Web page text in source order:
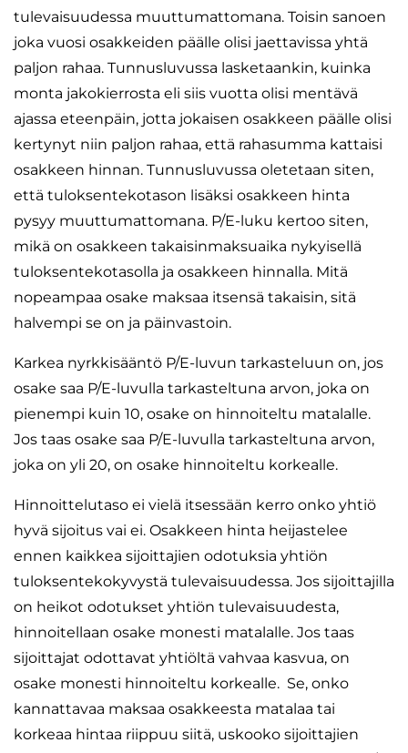
tulevaisuudessa muuttumattomana. Toisin sanoen
joka vuosi osakkeiden päälle olisi jaettavissa yhtä
paljon rahaa. Tunnusluvussa lasketaankin, kuinka
monta jakokierrosta eli siis vuotta olisi mentävä
ajassa eteenpäin, jotta jokaisen osakkeen päälle olisi
kertynyt niin paljon rahaa, että rahasumma kattaisi
osakkeen hinnan. Tunnusluvussa oletetaan siten,
että tuloksentekotason lisäksi osakkeen hinta
pysyy muuttumattomana. P/E-luku kertoo siten,
mikä on osakkeen takaisinmaksuaika nykyisellä
tuloksentekotasolla ja osakkeen hinnalla. Mitä
nopeampaa osake maksaa itsensä takaisin, sitä
halvempi se on ja päinvastoin.
Karkea nyrkkisääntö P/E-luvun tarkasteluun on, jos
osake saa P/E-luvulla tarkasteltuna arvon, joka on
pienempi kuin 10, osake on hinnoiteltu matalalle.
Jos taas osake saa P/E-luvulla tarkasteltuna arvon,
joka on yli 20, on osake hinnoiteltu korkealle.
Hinnoittelutaso ei vielä itsessään kerro onko yhtiö
hyvä sijoitus vai ei. Osakkeen hinta heijastelee
ennen kaikkea sijoittajien odotuksia yhtiön
tuloksentekokyvystä tulevaisuudessa. Jos sijoittajilla
on heikot odotukset yhtiön tulevaisuudesta,
hinnoitellaan osake monesti matalalle. Jos taas
sijoittajat odottavat yhtiöltä vahvaa kasvua, on
osake monesti hinnoiteltu korkealle. Se, onko
kannattavaa maksaa osakkeesta matalaa tai
korkeaa hintaa riippuu siitä, uskooko sijoittajien